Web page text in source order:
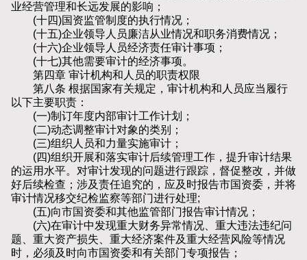
业经营管理和长远发展的影响；
(十四)国资监管制度的执行情况；
(十五)企业领导人员廉洁从业情况和职务消费情况；
(十六)企业领导人员经济责任审计事项；
(十七)其他需要审计的经济事项。
第四章 审计机构和人员的职责权限
第八条 根据国家有关规定，审计机构和人员应当履行
以下主要职责：
(一)制订年度内部审计工作计划；
(二)动态调整审计对象的类别；
(三)组织人员和力量实施审计；
(四)组织开展和落实审计后续管理工作，提升审计结果
的运用水平。对审计发现的问题进行跟踪，督促整改，并做
好后续检查；涉及责任追究的，应及时报告市国资委，并将
审计情况移交纪检监察等部门进行处理;
(五)向市国资委和其他监管部门报告审计情况；
(六)在审计中发现重大财务异常情况、重大违法违纪问
题、重大资产损失、重大经济案件及重大经营风险等情况
时，必须及时向市国资委和有关部门专项报告；